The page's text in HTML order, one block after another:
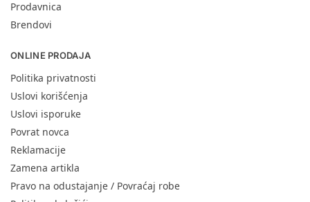
Prodavnica
Brendovi
ONLINE PRODAJA
Politika privatnosti
Uslovi korišćenja
Uslovi isporuke
Povrat novca
Reklamacije
Zamena artikla
Pravo na odustajanje / Povraćaj robe